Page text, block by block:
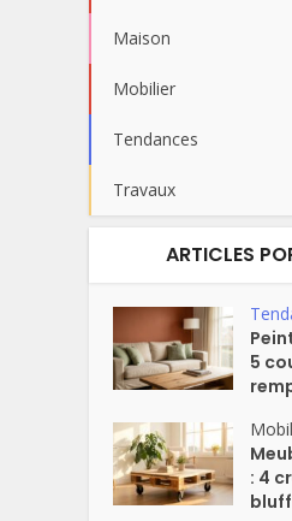
Maison
Mobilier
Tendances
Travaux
ARTICLES
5
: 4